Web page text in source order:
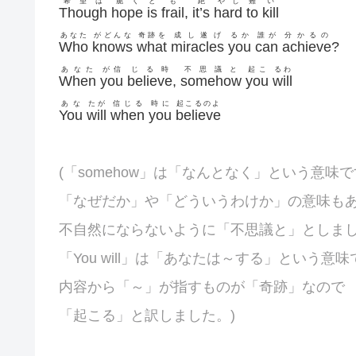
Though hope is frail, it’s hard to kill
Who
あなた
knows
がどんな
what
奇跡を
miracles
成し遂げ
you
るか
can
誰が
achieve
分かるの
?
When
あなた
you
が信
believe
じる時
, somehow
不思議と
you
起こ
will
るわ
You
あな
will
たが
when
信じる
you
時に
believe
起こるのよ
(「somehow」は「なんとなく」という意味
「なぜだか」や「どういうわけか」の意味も
不自然にならないように「不思議と」としまし
「You will」は「あなたは～する」という意味
内容から「～」が指すものが「奇跡」なので
「起こる」と訳しました。)